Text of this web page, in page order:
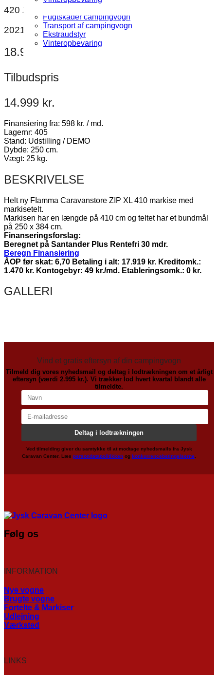
Fugtskader campingvogn
Transport af campingvogn
Ekstraudstyr
Vinteropbevaring
420 Zip
2021
18.989 kr.
Tilbudspris
14.999 kr.
Finansiering fra: 598 kr. / md.
Lagernr: 405
Stand: Udstilling / DEMO
Dybde: 250 cm.
Vægt: 25 kg.
BESKRIVELSE
Helt ny FIamma Caravanstore ZIP XL 410 markise med
markisetelt.
Markisen har en længde på 410 cm og teltet har et bundmål
på 250 x 384 cm.
Finanseringsforslag:
Beregnet på Santander Plus Rentefri 30 mdr.
Beregn Finansiering
ÅOP før skat: 6,70 Betaling i alt: 17.919 kr. Kreditomk.:
1.470 kr. Kontogebyr: 49 kr./md. Etableringsomk.: 0 kr.
GALLERI
Vind et gratis eftersyn af din campingvogn
Tilmeld dig vores nyhedsmail og deltag i lodtrækningen om et årligt
eftersyn (værdi 2.995 kr.). Vi trækker lod hvert kvartal blandt alle
tilmeldte.
Ved tilmelding giver du samtykke til at modtage nyhedsmails fra Jysk
Caravan Center. Læs persondatapolitikken og konkurrencebetingelserne.
Følg os
INFORMATION
Nye vogne
Brugte vogne
Fortelte & Markiser
Udlejning
Værksted
LINKS